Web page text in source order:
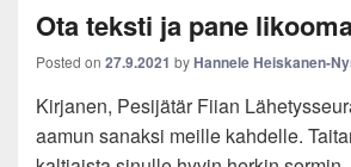
Ota teksti ja pane
Posted on 27.9.2021 byHannele Heiskanen-
Kirjanen, Pesijätär Fiian
aamun sanaksi meille kahdelle.